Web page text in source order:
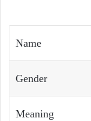
Name
Gender
Meaning